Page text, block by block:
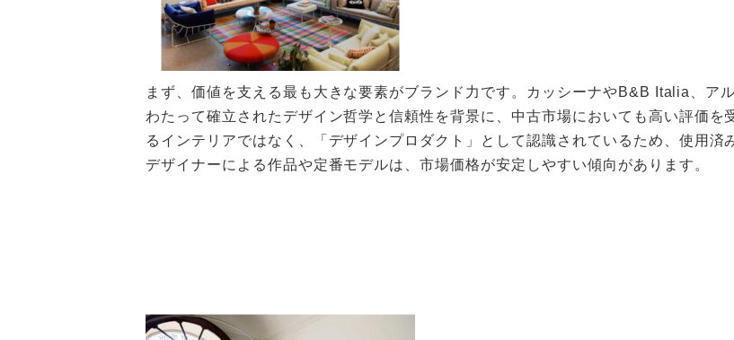
まず、価値を支える最も大きな要素がブランド力です。カッシーナやB&B Italia、ア
わたって確立されたデザイン哲学と信頼性を背景に、中古市場においても高い評価
るインテリアではなく、「デザインプロダクト」として認識されているため、使用
デザイナーによる作品や定番モデルは、市場価格が安定しやすい傾向があります。